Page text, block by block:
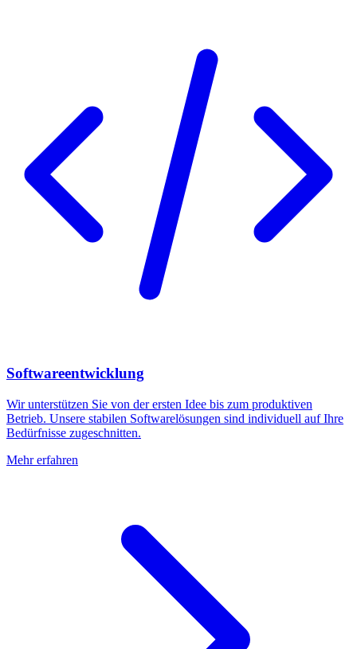
Softwareentwicklung
Wir unterstützen Sie von der ersten Idee bis zum produktiven
Betrieb. Unsere stabilen Softwarelösungen sind individuell auf Ihre
Bedürfnisse zugeschnitten.
Mehr erfahren